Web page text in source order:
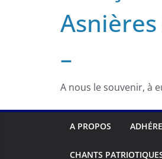
–
A nous le souvenir, à
A PROPOS
CHANTS